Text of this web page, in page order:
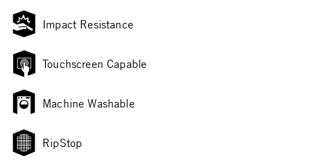
Impact Resistance
Touchscreen Capable
Machine Washable
RipStop